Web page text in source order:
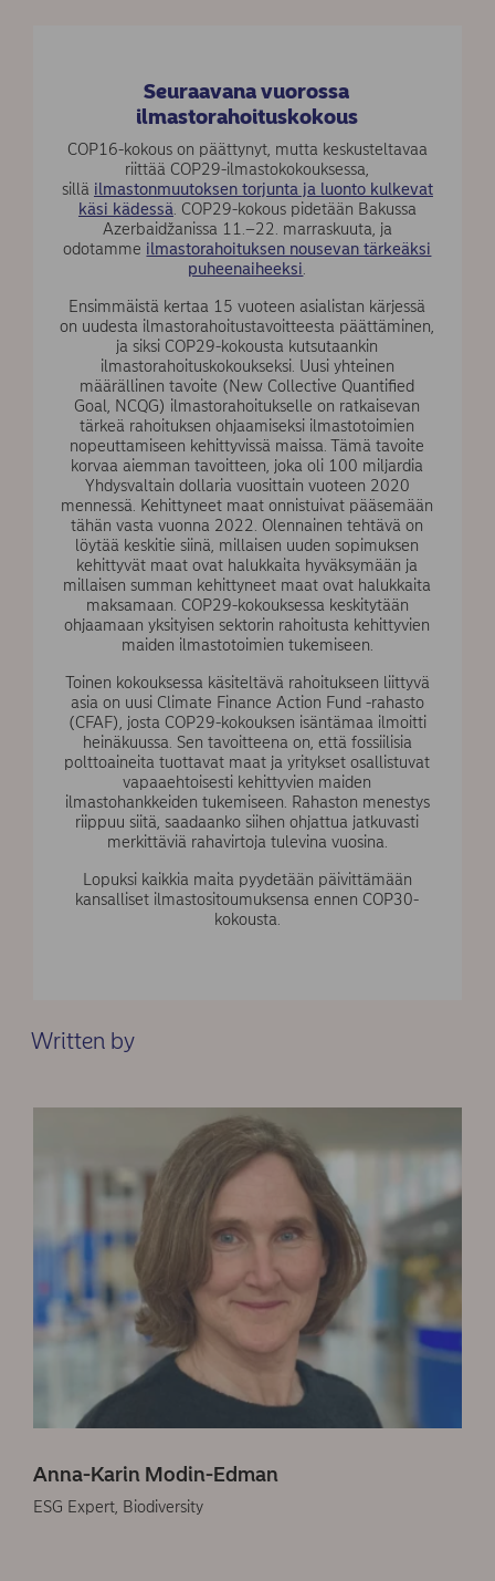
Seuraavana vuorossa
ilmastorahoituskokous
COP16-kokous on päättynyt, mutta keskusteltavaa
riittää COP29-ilmastokokouksessa,
sillä ilmastonmuutoksen torjunta ja luonto kulkevat
käsi kädessä. COP29-kokous pidetään Bakussa
Azerbaidžanissa 11.–22. marraskuuta, ja
odotamme ilmastorahoituksen nousevan tärkeäksi
puheenaiheeksi.
Ensimmäistä kertaa 15 vuoteen asialistan kärjessä
on uudesta ilmastorahoitustavoitteesta päättäminen,
ja siksi COP29-kokousta kutsutaankin
ilmastorahoituskokoukseksi. Uusi yhteinen
määrällinen tavoite (New Collective Quantified
Goal, NCQG) ilmastorahoitukselle on ratkaisevan
tärkeä rahoituksen ohjaamiseksi ilmastotoimien
nopeuttamiseen kehittyvissä maissa. Tämä tavoite
korvaa aiemman tavoitteen, joka oli 100 miljardia
Yhdysvaltain dollaria vuosittain vuoteen 2020
mennessä. Kehittyneet maat onnistuivat pääsemään
tähän vasta vuonna 2022. Olennainen tehtävä on
löytää keskitie siinä, millaisen uuden sopimuksen
kehittyvät maat ovat halukkaita hyväksymään ja
millaisen summan kehittyneet maat ovat halukkaita
maksamaan. COP29-kokouksessa keskitytään
ohjaamaan yksityisen sektorin rahoitusta kehittyvien
maiden ilmastotoimien tukemiseen.
Toinen kokouksessa käsiteltävä rahoitukseen liittyvä
asia on uusi Climate Finance Action Fund -rahasto
(CFAF), josta COP29-kokouksen isäntämaa ilmoitti
heinäkuussa. Sen tavoitteena on, että fossiilisia
polttoaineita tuottavat maat ja yritykset osallistuvat
vapaaehtoisesti kehittyvien maiden
ilmastohankkeiden tukemiseen. Rahaston menestys
riippuu siitä, saadaanko siihen ohjattua jatkuvasti
merkittäviä rahavirtoja tulevina vuosina.
Lopuksi kaikkia maita pyydetään päivittämään
kansalliset ilmastositoumuksensa ennen COP30-
kokousta.
Written by
Anna-Karin Modin-Edman
ESG Expert, Biodiversity